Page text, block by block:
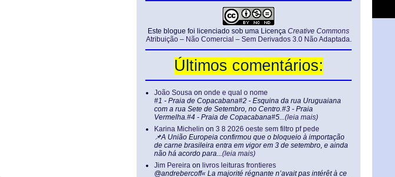
Este blogue foi licenciado sob uma Licença Creative Commons
Atribuição – Não Comercial – Sem Derivados 3.0 Não Adaptada.
Últimos comentários:
João Sousa on onde e qual o nome
#1 - Praia de Copacabana#2 - Esquina da rua Uruguaiana
com a rua Sete de Setembro, no Centro.#3 - Praia
Vermelha.#4 - Praia de Copacabana#5...(leia mais)
Karina Michelin on 3 8 2026 oeste sem filtro pf pede
📌A União Europeia confirmou que o bloqueio à importação
de carne brasileira entra em vigor em 3 de setembro, e ainda
não há acordo para...(leia mais)
Jim Pereira on livros leituras frontieres
@andrebercoff« La majorité régnante n’avait pas intérêt à ce